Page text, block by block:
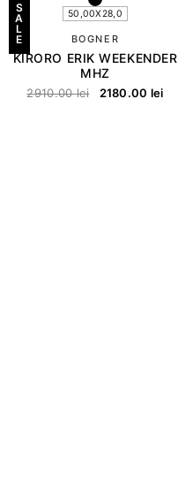
S
A
L
E
50,00X28,0
BOGNER
KIRORO ERIK WEEKENDER
MHZ
2910.00lei 2180.00 lei